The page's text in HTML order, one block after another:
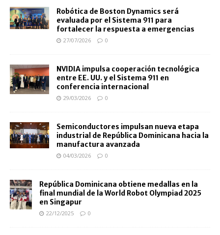
Robótica de Boston Dynamics será
evaluada por el Sistema 911 para
fortalecer la respuesta a emergencias
27/07/2026 0
NVIDIA impulsa cooperación tecnológica
entre EE. UU. y el Sistema 911 en
conferencia internacional
29/03/2026 0
Semiconductores impulsan nueva etapa
industrial de República Dominicana hacia la
manufactura avanzada
04/03/2026 0
República Dominicana obtiene medallas en la
final mundial de la World Robot Olympiad 2025
en Singapur
22/12/2025 0